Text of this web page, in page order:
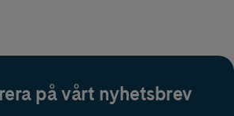
på vårt nyhetsbrev